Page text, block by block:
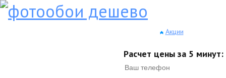
Акции
Расчет цены за 5 минут: